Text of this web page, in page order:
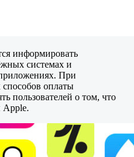
информировать
системах и
При
способов оплаты
пользователей о том, что
Apple.